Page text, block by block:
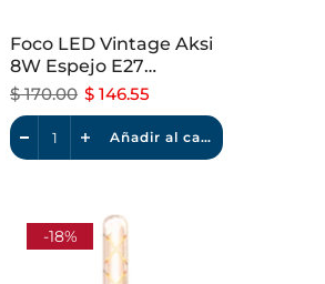
Foco LED Vintage Aksi
8W Espejo E27
Dimeable Luz Cálida
$ 170.00 $ 146.55
Añadir al carrito
-18%